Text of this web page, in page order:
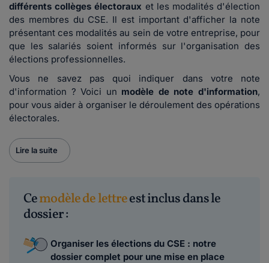
différents collèges électoraux et les modalités d'élection
des membres du CSE. Il est important d'afficher la note
présentant ces modalités au sein de votre entreprise, pour
que les salariés soient informés sur l'organisation des
élections professionnelles.
Vous ne savez pas quoi indiquer dans votre note
d'information ? Voici un modèle de note d'information,
pour vous aider à organiser le déroulement des opérations
électorales.
Lire la suite
Cemodèle de lettreest inclus dans le
dossier :
Organiser les élections du CSE : notre
dossier complet pour une mise en place